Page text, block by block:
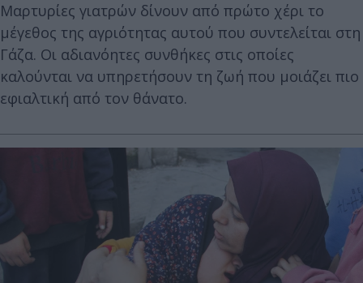
Μαρτυρίες γιατρών δίνουν από πρώτο χέρι το
μέγεθος της αγριότητας αυτού που συντελείται στη
Γάζα. Οι αδιανόητες συνθήκες στις οποίες
καλούνται να υπηρετήσουν τη ζωή που μοιάζει πιο
εφιαλτική από τον θάνατο.